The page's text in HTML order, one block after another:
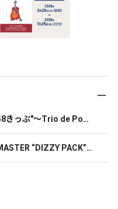
きっぷ"～Trio de Pon
“DIZZY PACK”